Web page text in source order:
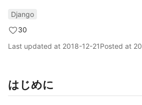
Django
30
Last updated at 2018-12-21Posted at
はじめに